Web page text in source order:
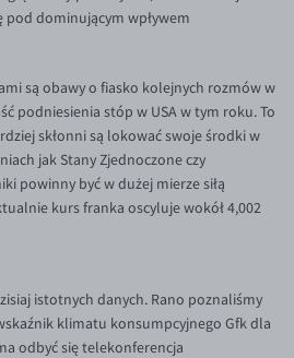
pod dominującym wpływem
są obawy o fiasko kolejnych rozmów w
podniesienia stóp w USA w tym roku. To
skłonni są lokować swoje środki w
jak Stany Zjednoczone czy
powinny być w dużej mierze siłą
kurs franka oscyluje wokół 4,002
istotnych danych. Rano poznaliśmy
klimatu konsumpcyjnego Gfk dla
odbyć się telekonferencja